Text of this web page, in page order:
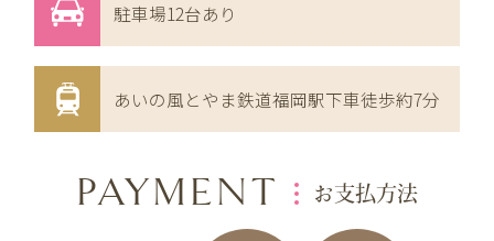
駐車場12台あり
あいの風とやま鉄道福岡駅下車徒歩約7分
PAYMENT お支払方法